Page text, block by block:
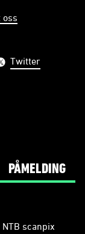
oss
Twitter
PÅMELDING
NTB scanpix